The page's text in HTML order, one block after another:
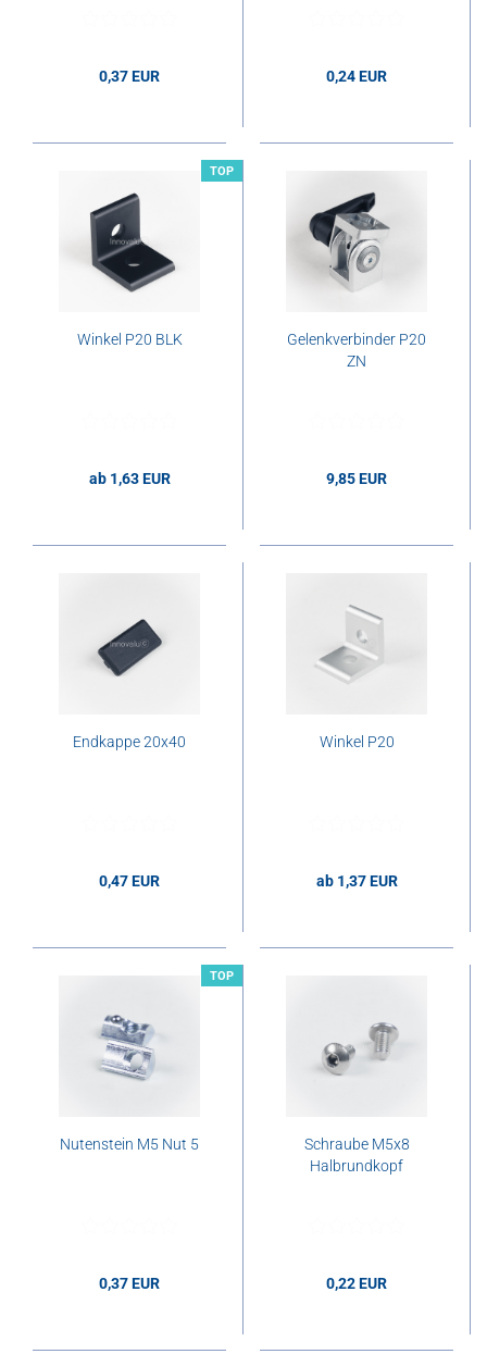
0,37 EUR 0,24 EUR
TOP
Winkel P20 BLK
ab 1,63 EUR
Gelenkverbinder P20
ZN
9,85 EUR
Endkappe 20x40
0,47 EUR
Winkel P20
ab 1,37 EUR
TOP
Nutenstein M5 Nut 5
0,37 EUR
Schraube M5x8
Halbrundkopf
0,22 EUR